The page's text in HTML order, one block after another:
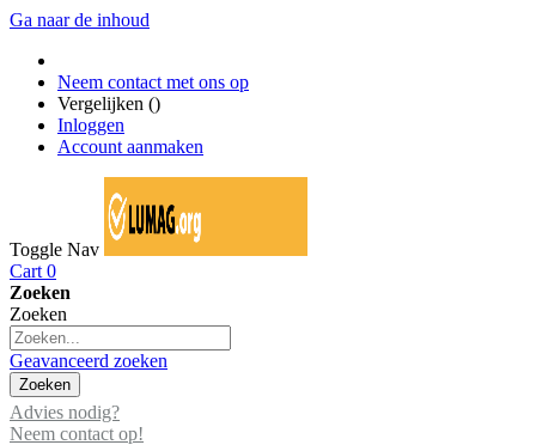
Ga naar de inhoud
Neem contact met ons op
Vergelijken ()
Inloggen
Account aanmaken
Toggle Nav
Cart 0
Zoeken
Zoeken
Geavanceerd zoeken
Zoeken
Advies nodig?
Neem contact op!